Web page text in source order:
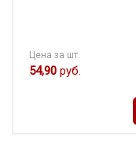
Цена за шт.
54,90 руб.